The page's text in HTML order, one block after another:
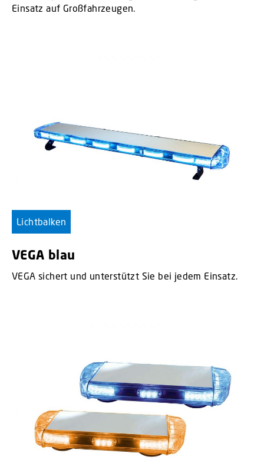
Einsatz auf Großfahrzeugen.
Lichtbalken
VEGA blau
VEGA sichert und unterstützt Sie bei jedem Einsatz.